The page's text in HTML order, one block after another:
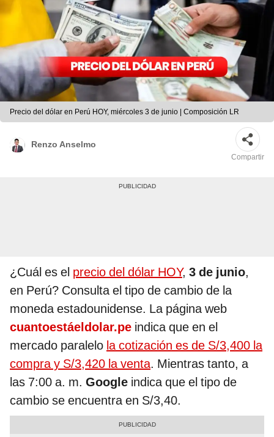
Precio del dólar en Perú HOY, miércoles 3 de junio | Composición LR
Renzo Anselmo
Compartir
¿Cuál es el precio del dólar HOY, 3 de junio,
en Perú? Consulta el tipo de cambio de la
moneda estadounidense. La página web
cuantoestáeldolar.pe indica que en el
mercado paralelo la cotización es de S/3,400 la
compra y S/3,420 la venta. Mientras tanto, a
las 7:00 a. m. Google indica que el tipo de
cambio se encuentra en S/3,40.